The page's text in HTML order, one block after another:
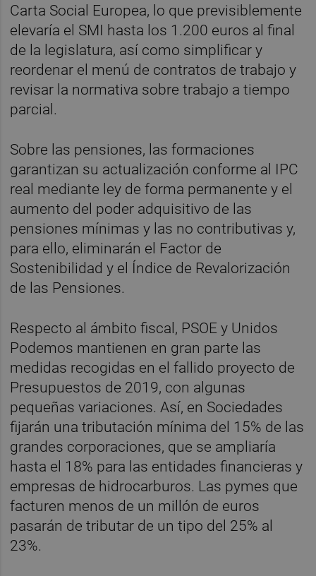
Carta Social Europea, lo que previsiblemente
elevaría el SMI hasta los 1.200 euros al final
de la legislatura, así como simplificar y
reordenar el menú de contratos de trabajo y
revisar la normativa sobre trabajo a tiempo
parcial.
Sobre las pensiones, las formaciones
garantizan su actualización conforme al IPC
real mediante ley de forma permanente y el
aumento del poder adquisitivo de las
pensiones mínimas y las no contributivas y,
para ello, eliminarán el Factor de
Sostenibilidad y el Índice de Revalorización
de las Pensiones.
Respecto al ámbito fiscal, PSOE y Unidos
Podemos mantienen en gran parte las
medidas recogidas en el fallido proyecto de
Presupuestos de 2019, con algunas
pequeñas variaciones. Así, en Sociedades
fijarán una tributación mínima del 15% de las
grandes corporaciones, que se ampliaría
hasta el 18% para las entidades financieras y
empresas de hidrocarburos. Las pymes que
facturen menos de un millón de euros
pasarán de tributar de un tipo del 25% al
23%.